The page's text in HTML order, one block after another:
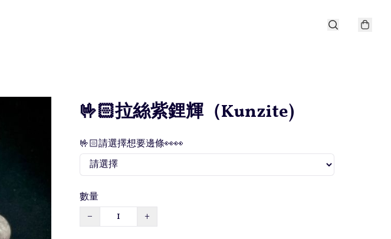
🤟🏻拉絲紫鋰輝（Kunzite)
🤟🏻請選擇想要邊條👀👀
數量
−
+